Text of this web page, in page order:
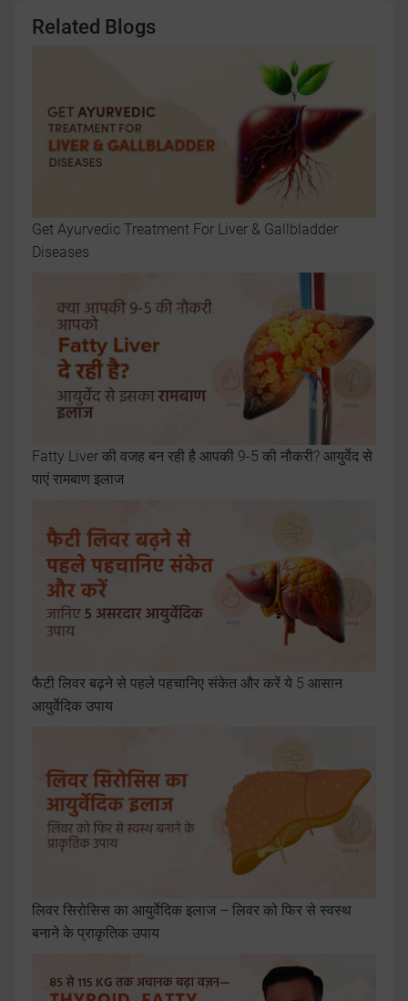
Related Blogs
Get Ayurvedic Treatment For Liver & Gallbladder
Diseases
Fatty Liver की वजह बन रही है आपकी 9-5 की नौकरी? आयुर्वेद से
पाएं रामबाण इलाज
फैटी लिवर बढ़ने से पहले पहचानिए संकेत और करें ये 5 आसान
आयुर्वेदिक उपाय
लिवर सिरोसिस का आयुर्वेदिक इलाज – लिवर को फिर से स्वस्थ
बनाने के प्राकृतिक उपाय